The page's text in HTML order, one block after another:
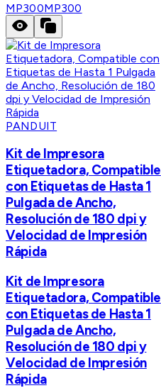
MP300MP300
PANDUIT
Kit de Impresora
Etiquetadora, Compatible
con Etiquetas de Hasta 1
Pulgada de Ancho,
Resolución de 180 dpi y
Velocidad de Impresión
Rápida
Kit de Impresora
Etiquetadora, Compatible
con Etiquetas de Hasta 1
Pulgada de Ancho,
Resolución de 180 dpi y
Velocidad de Impresión
Rápida